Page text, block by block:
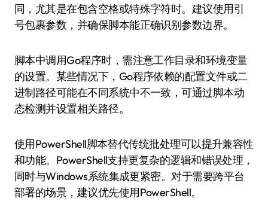
同，尤其是在包含空格或特殊字符时。建议使用引
号包裹参数，并确保脚本能正确识别参数边界。
脚本中调用Go程序时，需注意工作目录和环境变量
的设置。某些情况下，Go程序依赖的配置文件或二
进制路径可能在不同系统中不一致，可通过脚本动
态检测并设置相关路径。
使用PowerShell脚本替代传统批处理可以提升兼容性
和功能。PowerShell支持更复杂的逻辑和错误处理，
同时与Windows系统集成更紧密。对于需要跨平台
部署的场景，建议优先使用PowerShell。